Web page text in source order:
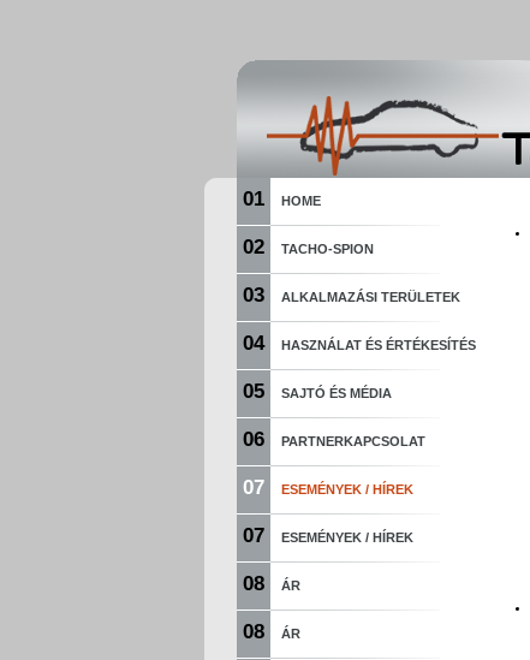
01 HOME
02 TACHO-SPION
03 ALKALMAZÁSI TERÜLETEK
04 HASZNÁLAT ÉS ÉRTÉKESÍTÉS
05 SAJTÓ ÉS MÉDIA
06 PARTNERKAPCSOLAT
07 ESEMÉNYEK / HÍREK
07 ESEMÉNYEK / HÍREK
08 ÁR
08 ÁR